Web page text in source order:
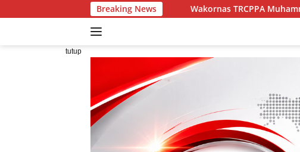
ke
Breaking News
Wakornas TRCPPA Muhammad Gufron Sambut
tutup